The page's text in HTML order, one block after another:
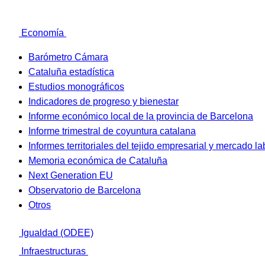
Economía
Barómetro Cámara
Cataluña estadística
Estudios monográficos
Indicadores de progreso y bienestar
Informe económico local de la provincia de Barcelona
Informe trimestral de coyuntura catalana
Informes territoriales del tejido empresarial y mercado
Memoria económica de Cataluña
Next Generation EU
Observatorio de Barcelona
Otros
Igualdad (ODEE)
Infraestructuras